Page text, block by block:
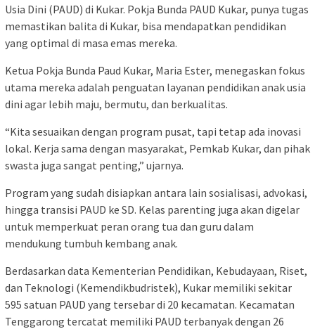
Usia Dini (PAUD) di Kukar. Pokja Bunda PAUD Kukar, punya tugas
memastikan balita di Kukar, bisa mendapatkan pendidikan
yang optimal di masa emas mereka.
Ketua Pokja Bunda Paud Kukar, Maria Ester, menegaskan fokus
utama mereka adalah penguatan layanan pendidikan anak usia
dini agar lebih maju, bermutu, dan berkualitas.
“Kita sesuaikan dengan program pusat, tapi tetap ada inovasi
lokal. Kerja sama dengan masyarakat, Pemkab Kukar, dan pihak
swasta juga sangat penting,” ujarnya.
Program yang sudah disiapkan antara lain sosialisasi, advokasi,
hingga transisi PAUD ke SD. Kelas parenting juga akan digelar
untuk memperkuat peran orang tua dan guru dalam
mendukung tumbuh kembang anak.
Berdasarkan data Kementerian Pendidikan, Kebudayaan, Riset,
dan Teknologi (Kemendikbudristek), Kukar memiliki sekitar
595 satuan PAUD yang tersebar di 20 kecamatan. Kecamatan
Tenggarong tercatat memiliki PAUD terbanyak dengan 26